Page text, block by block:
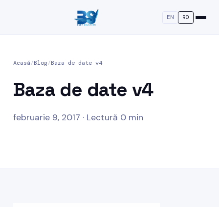
EN RO
Acasă/Blog/Baza de date v4
Baza de date v4
februarie 9, 2017 · Lectură 0 min